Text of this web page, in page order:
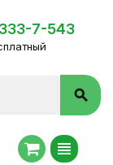
7-543
search
view_headline